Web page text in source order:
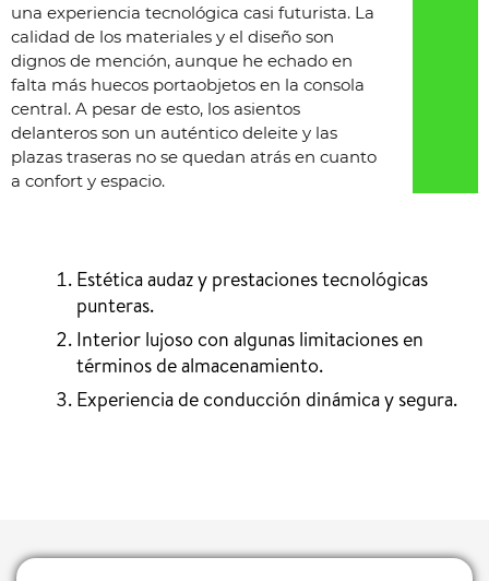
una experiencia tecnológica casi futurista. La
calidad de los materiales y el diseño son
dignos de mención, aunque he echado en
falta más huecos portaobjetos en la consola
central. A pesar de esto, los asientos
delanteros son un auténtico deleite y las
plazas traseras no se quedan atrás en cuanto
a confort y espacio.
Estética audaz y prestaciones tecnológicas
punteras.
Interior lujoso con algunas limitaciones en
términos de almacenamiento.
Experiencia de conducción dinámica y segura.